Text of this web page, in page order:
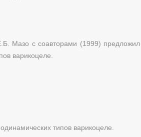
Мазо с соавторами (1999)
варикоцеле.
типов варикоцеле.